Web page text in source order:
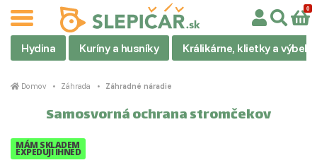
Hydina Kuríny a husníky Králikárne, klietky a výbehy
Domov Záhrada Záhradné náradie
Samosvorná ochrana stromčekov
MÁM SKLADEM
EXPEDUJI IHNED